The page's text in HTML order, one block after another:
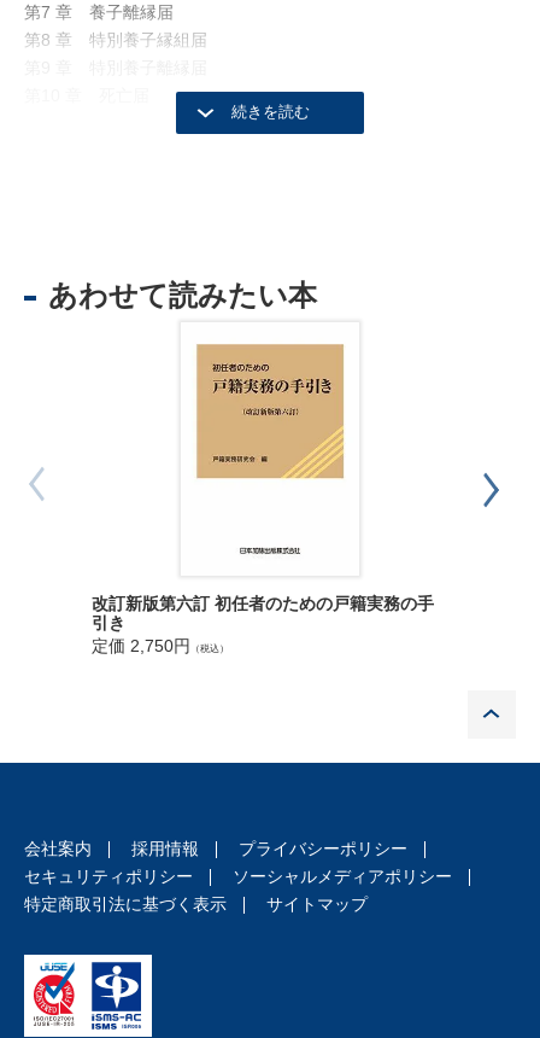
第7 章 養子離縁届
第8 章 特別養子縁組届
あわせて読みたい本
改訂新版第六訂 初任者のための戸籍実務の手
引き
定価 2,750円
（税込）
会社案内 採用情報
プライバシーポリシー
セキュリティポリシー
ソーシャルメディアポリシー
特定商取引法に基づく表示
サイトマップ